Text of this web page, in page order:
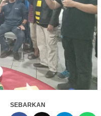
SEBARKAN